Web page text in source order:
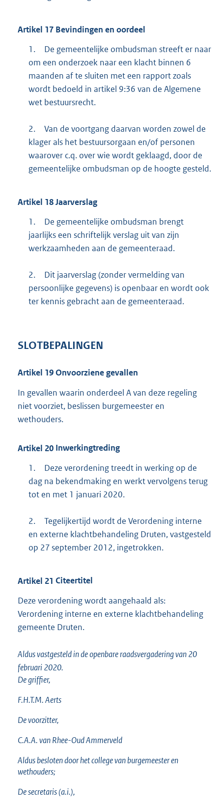
Artikel 17 Bevindingen en oordeel
1.
De gemeentelijke ombudsman streeft er naar
om een onderzoek naar een klacht binnen 6
maanden af te sluiten met een rapport zoals
wordt bedoeld in artikel 9:36 van de Algemene
wet bestuursrecht.
2.
Van de voortgang daarvan worden zowel de
klager als het bestuursorgaan en/of personen
waarover c.q. over wie wordt geklaagd, door de
gemeentelijke ombudsman op de hoogte gesteld.
Artikel 18Jaarverslag
1.
De gemeentelijke ombudsman brengt
jaarlijks een schriftelijk verslag uit van zijn
werkzaamheden aan de gemeenteraad.
2.
Dit jaarverslag (zonder vermelding van
persoonlijke gegevens) is openbaar en wordt ook
ter kennis gebracht aan de gemeenteraad.
SLOTBEPALINGEN
Artikel 19Onvoorziene gevallen
In gevallen waarin onderdeel A van deze regeling
niet voorziet, beslissen burgemeester en
wethouders.
Artikel 20 Inwerkingtreding
1.
Deze verordening treedt in werking op de
dag na bekendmaking en werkt vervolgens terug
tot en met 1 januari 2020.
2.
Tegelijkertijd wordt de Verordening interne
en externe klachtbehandeling Druten, vastgesteld
op 27 september 2012, ingetrokken.
Artikel 21 Citeertitel
Deze verordening wordt aangehaald als:
Verordening interne en externe klachtbehandeling
gemeente Druten.
Aldus vastgesteld in de openbare raadsvergadering van 20
februari 2020.
De griffier,
F.H.T.M.Aerts
De voorzitter,
C.A.A. vanRhee-Oud Ammerveld
Aldus besloten door het college van burgemeester en
wethouders;
De secretaris (a.i.),